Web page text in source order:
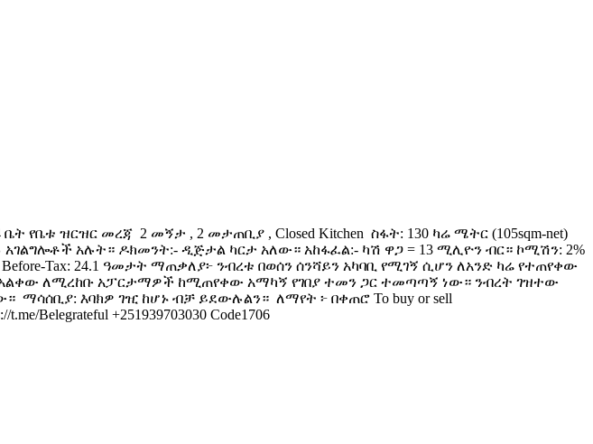
የቤቱ ዝርዝር መረጃ ️ 2 መኝታ , 2 መታጠቢያ , Closed Kitchen ️ ስፋት: 130 ካሬ ሜትር (105sqm-net)
አሉት። ዶክመንት:- ዲጅታል ካርታ አለው። አከፋፈል:- ካሽ ዋጋ = 13 ሚሊዮን ብር። ኮሚሽን: 2%
Before-Tax: 24.1 ዓመታት ማጠቃለያ፦ ንብረቱ በወሰን ሰንሻይን አካባቢ የሚገኝ ሲሆን ለአንድ ካሬ የተጠየቀው
አልቀው ለሚረከቡ አፓርታማዎች ከሚጠየቀው አማካኝ የገበያ ተመን ጋር ተመጣጣኝ ነው። ንብረት ገዝተው
ማሳሰቢያ: እባክዎ ገዢ ከሆኑ ብቻ ይደውሉልን። ️ ለማየት ፦ በቀጠሮ To buy or sell
Belegrateful +251939703030 Code1706